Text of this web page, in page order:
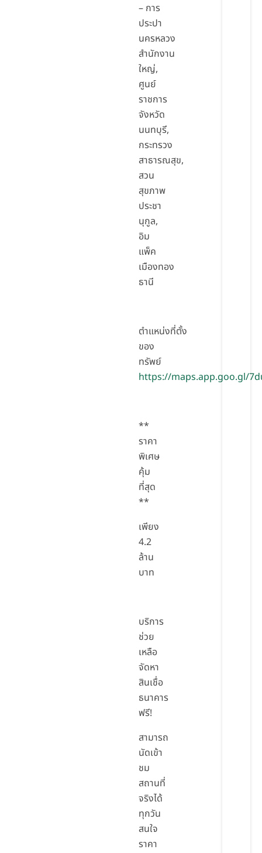
– การ
ประปา
นครหลวง
สำนักงาน
ใหญ่,
ศูนย์
ราชการ
จังหวัด
นนทบุรี,
กระทรวง
สาธารณสุข,
สวน
สุขภาพ
ประชา
นุกูล,
อิม
แพ็ค
เมืองทอง
ธานี
ตำแหน่งที่ตั้ง
ของ
ทรัพย์
https://maps.app.goo.gl/
**
ราคา
พิเศษ
คุ้ม
ที่สุด
**
เพียง
4.2
ล้าน
บาท
บริการ
ช่วย
เหลือ
จัดหา
สินเชื่อ
ธนาคาร
ฟรี!
สามารถ
นัดเข้า
ชม
สถานที่
จริงได้
ทุกวัน
สนใจ
ราคา